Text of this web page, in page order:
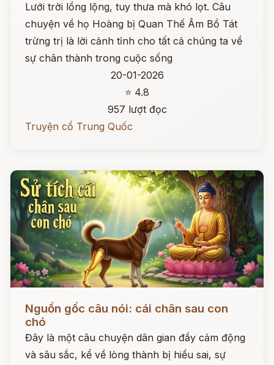
Lưới trời lồng lộng, tuy thưa mà khó lọt. Câu
chuyện về họ Hoàng bị Quan Thế Âm Bồ Tát
trừng trị là lời cảnh tỉnh cho tất cả chúng ta về
sự chân thành trong cuộc sống
20-01-2026
⭐ 4.8
957 lượt đọc
Truyện cổ Trung Quốc
Đọc ngay
Nguồn gốc câu nói: cái chân sau con
chó
Đây là một câu chuyện dân gian đầy cảm động
và sâu sắc, kể về lòng thành bị hiểu sai, sự